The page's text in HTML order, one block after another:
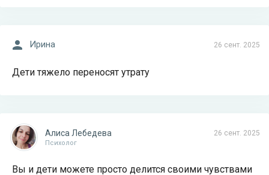
26 сент. 2025
Ирина
Дети тяжело переносят утрату
26 сент. 2025
Алиса Лебедева
Психолог
Вы и дети можете просто делится своими чувствами